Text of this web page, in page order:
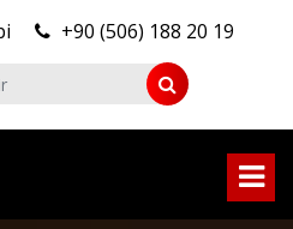
+90 (506) 188 20 19